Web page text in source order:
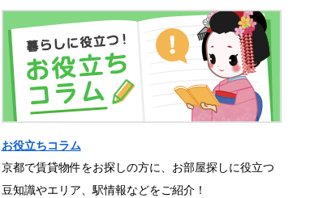
お役立ちコラム
京都で賃貸物件をお探しの方に、お部屋探しに役立つ
豆知識やエリア、駅情報などをご紹介！